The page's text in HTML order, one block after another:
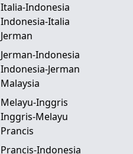
Italia-Indonesia
Indonesia-Italia
Jerman
Jerman-Indonesia
Indonesia-Jerman
Malaysia
Melayu-Inggris
Inggris-Melayu
Prancis
Prancis-Indonesia